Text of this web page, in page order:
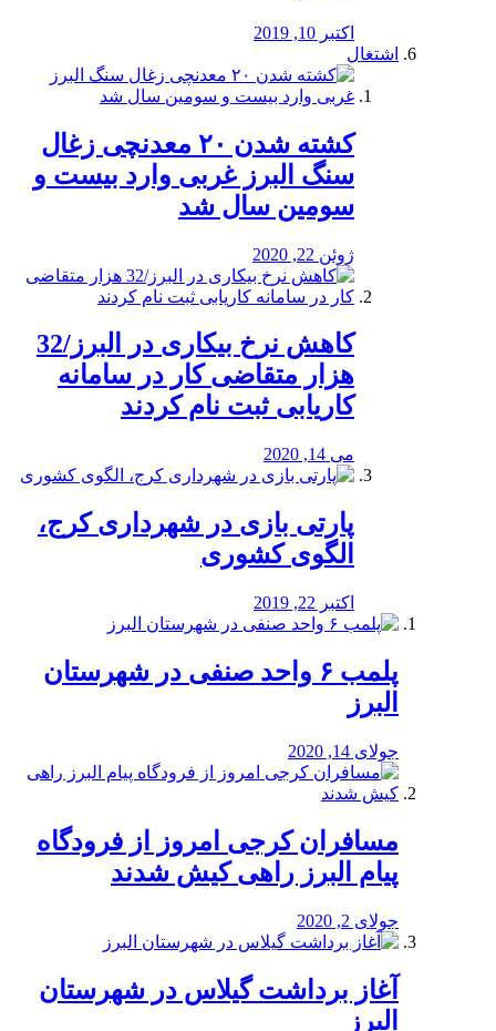
اکتبر 10, 2019
اشتغال
کشته شدن ۲۰ معدنچی زغال
سنگ البرز غربی وارد بیست و
سومین سال شد
ژوئن 22, 2020
کاهش نرخ بیکاری در البرز/32
هزار متقاضی کار در سامانه
کاریابی ثبت نام کردند
می 14, 2020
پارتی بازی در شهرداری کرج،
الگوی کشوری
اکتبر 22, 2019
پلمب ۶ واحد صنفی در شهرستان
البرز
جولای 14, 2020
مسافران کرجی امروز از فرودگاه
پیام البرز راهی کیش شدند
جولای 2, 2020
آغاز برداشت گیلاس در شهرستان
البرز